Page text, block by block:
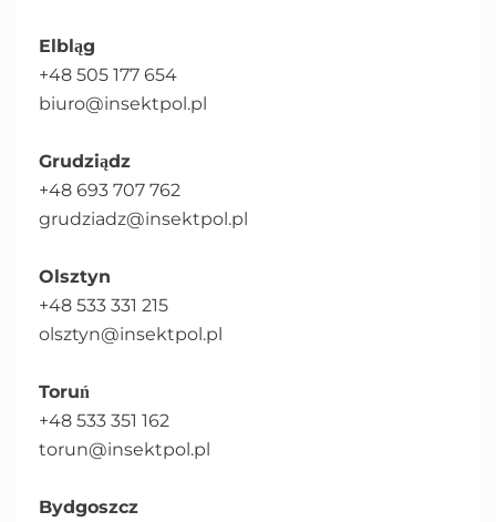
Elbląg
+48 505 177 654
biuro@insektpol.pl
Grudziądz
+48 693 707 762
grudziadz@insektpol.pl
Olsztyn
+48 533 331 215
olsztyn@insektpol.pl
Toruń
+48 533 351 162
torun@insektpol.pl
Bydgoszcz